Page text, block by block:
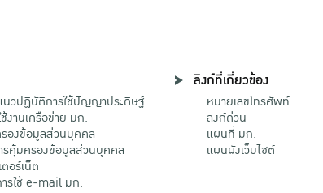
นวปฏิบัติการใช้ปัญญาประดิษฐ์
งานเครือข่าย มก.
องข้อมูลส่วนบุคคล
คุ้มครองข้อมูลส่วนบุคคล
ตอร์เน็ต
รใช้ e-mail มก.
ลิงก์ที่เกี่ยวข้อง
หมายเลขโทรศัพท์
ลิงก์ด่วน
แผนที่ มก.
แผนผังเว็บไซต์